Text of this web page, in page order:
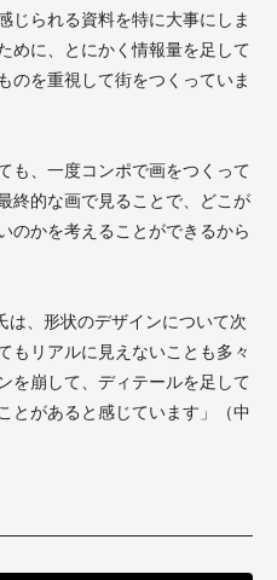
じられる資料を特に大事にしま
めに、とにかく情報量を足して
のを重視して街をつくっていま
も、一度コンポで画をつくって
終的な画で見ることで、どこが
のかを考えることができるから
は、形状のデザインについて次
もリアルに見えないことも多々
を崩して、ディテールを足して
とがあると感じています」（中